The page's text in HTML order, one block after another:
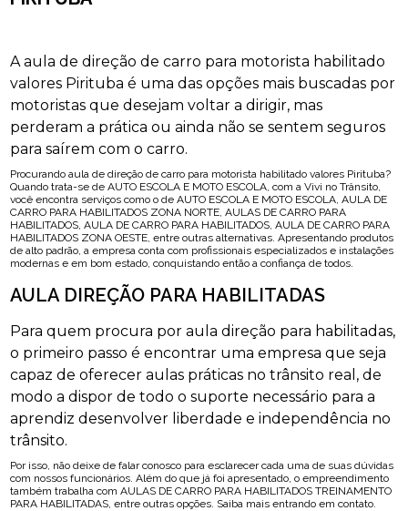
A aula de direção de carro para motorista habilitado
valores Pirituba é uma das opções mais buscadas por
motoristas que desejam voltar a dirigir, mas
perderam a prática ou ainda não se sentem seguros
para saírem com o carro.
Procurando aula de direção de carro para motorista habilitado valores Pirituba?
Quando trata-se de AUTO ESCOLA E MOTO ESCOLA, com a Vivi no Trânsito,
você encontra serviços como o de AUTO ESCOLA E MOTO ESCOLA, AULA DE
CARRO PARA HABILITADOS ZONA NORTE, AULAS DE CARRO PARA
HABILITADOS, AULA DE CARRO PARA HABILITADOS, AULA DE CARRO PARA
HABILITADOS ZONA OESTE, entre outras alternativas. Apresentando produtos
de alto padrão, a empresa conta com profissionais especializados e instalações
modernas e em bom estado, conquistando então a confiança de todos.
AULA DIREÇÃO PARA HABILITADAS
Para quem procura por aula direção para habilitadas,
o primeiro passo é encontrar uma empresa que seja
capaz de oferecer aulas práticas no trânsito real, de
modo a dispor de todo o suporte necessário para a
aprendiz desenvolver liberdade e independência no
trânsito.
Por isso, não deixe de falar conosco para esclarecer cada uma de suas dúvidas
com nossos funcionários. Além do que já foi apresentado, o empreendimento
também trabalha com AULAS DE CARRO PARA HABILITADOS TREINAMENTO
PARA HABILITADAS, entre outras opções. Saiba mais entrando em contato.